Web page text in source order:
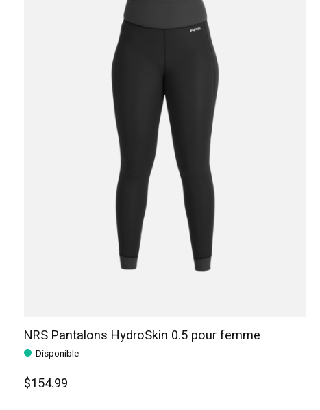
NRS Pantalons HydroSkin 0.5 pour femme
Disponible
$154.99